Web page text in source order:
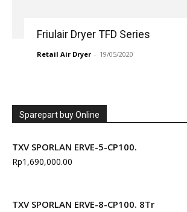
Friulair Dryer TFD Series
Retail Air Dryer - 19/05/2020
Sparepart buy Online
TXV SPORLAN ERVE-5-CP100.
Rp1,690,000.00
TXV SPORLAN ERVE-8-CP100. 8Tr